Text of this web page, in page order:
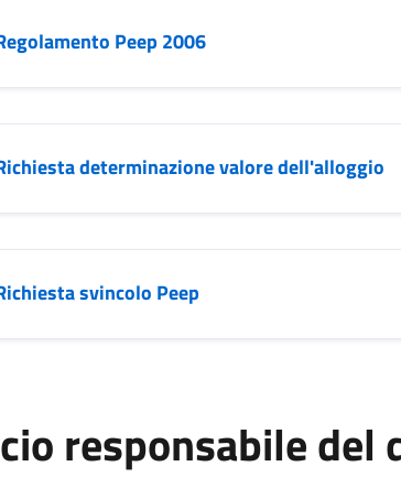
Peep 2006
determinazione valore dell'alloggio
svincolo Peep
responsabile del